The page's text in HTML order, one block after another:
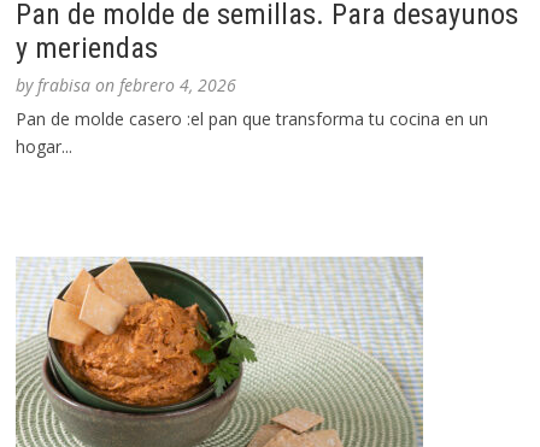
Pan de molde de semillas. Para desayunos
y meriendas
byfrabisa onfebrero 4, 2026
Pan de molde casero :el pan que transforma tu cocina en un
hogar...